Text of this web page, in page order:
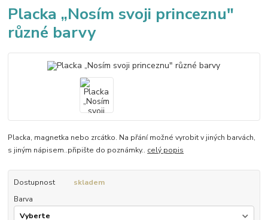
Placka „Nosím svoji princeznu"
různé barvy
Placka, magnetka nebo zrcátko. Na přání možné vyrobit v jiných barvách,
s jiným nápisem..připište do poznámky.. celý popis
Dostupnost
skladem
Barva